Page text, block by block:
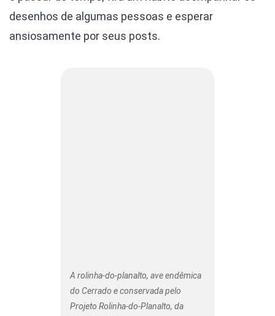
desenhos de algumas pessoas e esperar
ansiosamente por seus posts.
A rolinha-do-planalto, ave endêmica
do Cerrado e conservada pelo
Projeto Rolinha-do-Planalto, da